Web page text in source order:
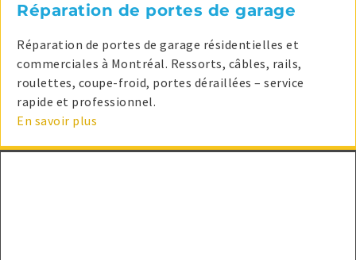
Réparation de portes de garage
Réparation de portes de garage résidentielles et
commerciales à Montréal. Ressorts, câbles, rails,
roulettes, coupe-froid, portes déraillées – service
rapide et professionnel.
En savoir plus